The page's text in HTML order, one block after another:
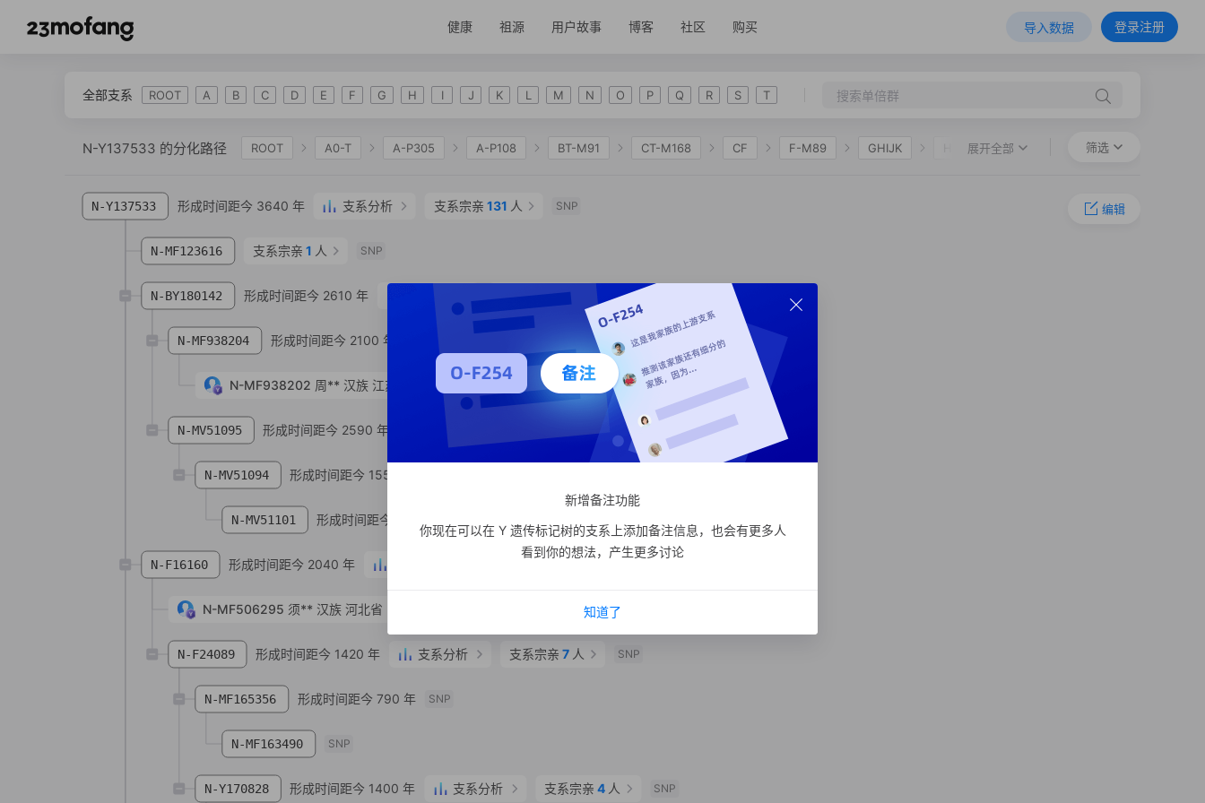
健康 祖源 用户故事 博客 社区 购买 导入数据 登录注册
全部支系 ROOT A B C D E F G H I J K L M N O P Q R S T
N-Y137533 的分化路径 ROOT A0-T A-P305 A-P108 BT-M91 CT-M168 CF F-M89 GHIJK
N-CTS582 N-Y6374 N-L727 N-Y13910 N-F4208
N-Y137533
展开全部 筛选
N-Y137533 形成时间距今 3640 年 支系分析 支系宗亲 131 人 SNP
N-MF123616 支系宗亲 1 人 SNP
N-BY180142 形成时间距今 2610 年 支系宗亲8人 SNP
N-F16160 形成时间距今 2040 年
N-MF938204 形成时间距今 2100 年 支系分析 人 SNP
N-MV51095 形成时间距今 2590 年 SNP
N-MF506295 须** 汉族 河北省 张家口市 怀来县
N-F24089 形成时间距今 1420 年 支系分析 支系宗亲 7 人 SNP
N-MF938202 周** 汉族 江苏省 泰州市 兴化市 SNP
N-MV51094 形成时间距今 1550 年
N-MF165356 形成时间距今 790 年 SNP
N-Y170828 形成时间距今 1400 年 支系分析 支系宗亲 4 人 SNP
N-MV51101 形成时间距今 1310 年
N-MF163490 SNP
编辑
新增备注功能
你现在可以在 Y 遗传标记树的支系上添加备注信息，也会有更多人
看到你的想法，产生更多讨论
知道了